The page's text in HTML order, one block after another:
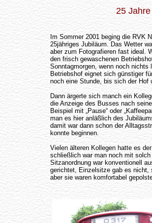
25
Im Sommer 2001 beging die RVK
25jähriges Jubiläum. Das Wetter
aber zum Fotografieren fast ideal.
den frisch gewaschenen
Sonntagmorgen, wenn noch
Betriebshof eignet sich günstiger
noch eine Stunde, bis sich der Hof
Dann ärgerte sich manch ein
die Anzeige des Busses nach
Beispiel mit „Pause“ oder
man es hier anläßlich des
damit war dann schon der
konnte beginnen.
Vielen älteren Kollegen hatte es
schließlich war man noch mit
Sitzanordnung war konventionell
gerichtet, Einzelsitze gab es nicht,
aber sie waren komfortabel